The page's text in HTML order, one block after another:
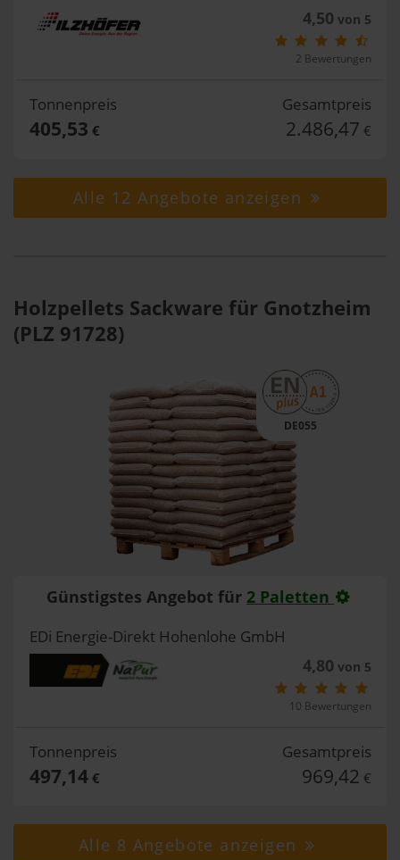
4,50 von 5
2 Bewertungen
Tonnenpreis
405,53 €
Gesamtpreis
2.486,47 €
Alle 12 Angebote anzeigen
Holzpellets Sackware für Gnotzheim
(PLZ 91728)
DE055
Günstigstes Angebot für 2 Paletten
EDi Energie-Direkt Hohenlohe GmbH
4,80 von 5
10 Bewertungen
Tonnenpreis
497,14€
Gesamtpreis
969,42 €
Alle 8 Angebote anzeigen